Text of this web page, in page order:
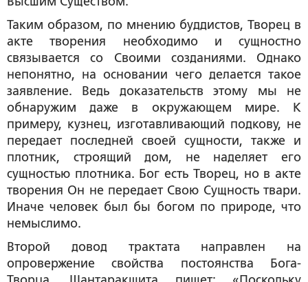
Таким образом, по мнению буддистов, Творец в
акте творения необходимо и сущностно
связывается со Своими созданиями. Однако
непонятно, на основании чего делается такое
заявление. Ведь доказательств этому мы не
обнаружим даже в окружающем мире. К
примеру, кузнец, изготавливающий подкову, не
передает последней своей сущности, также и
плотник, строящий дом, не наделяет его
сущностью плотника. Бог есть Творец, но в акте
творения Он не передает Свою Сущность твари.
Иначе человек был бы богом по природе, что
немыслимо.
Второй довод трактата направлен на
опровержение свойства постоянства Бога-